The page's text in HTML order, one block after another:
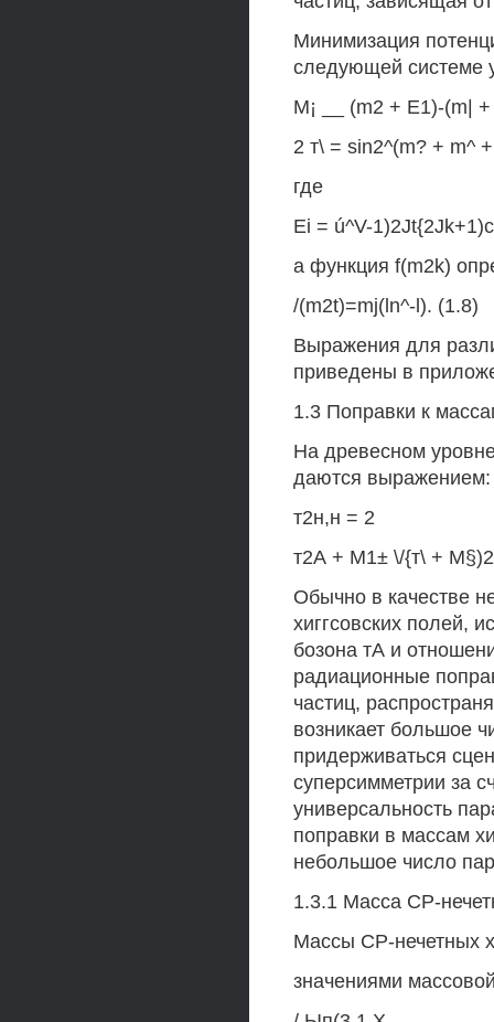
Минимизация
следующей системе
M¡ __ (m2 + E1)-(m|
2 т\ = sin2^(m? + m^
где
Ei = ú^V-
а функция f(m2k)
/(m2t)=mj(ln^-l). (1.8)
Выражения для
приведены в
1.3 Поправки к
На древесном
даются выражением:
т2н,н = 2
т2А + М1± \/{т\ +
Обычно в качестве
хиггсовских полей,
бозона тА и
радиационные
частиц,
возникает большое
придерживаться
суперсимметрии за
универсальность
поправки в массам
небольшое число
1.3.1 Масса СР-
Массы СР-нечетных
значениями